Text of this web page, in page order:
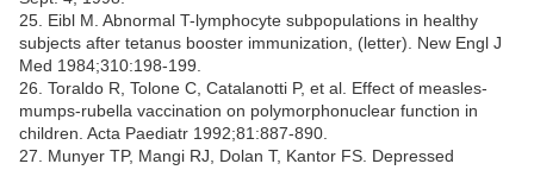
25. Eibl M. Abnormal T-lymphocyte subpopulations in healthy
subjects after tetanus booster immunization, (letter). New Engl J
Med 1984;310:198-199.
26. Toraldo R, Tolone C, Catalanotti P, et al. Effect of measles-
mumps-rubella vaccination on polymorphonuclear function in
children. Acta Paediatr 1992;81:887-890.
27. Munyer TP, Mangi RJ, Dolan T, Kantor FS. Depressed